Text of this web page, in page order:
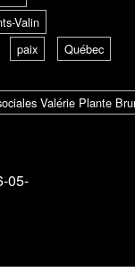
Valin
paix
Québec
Valérie Plante
05-